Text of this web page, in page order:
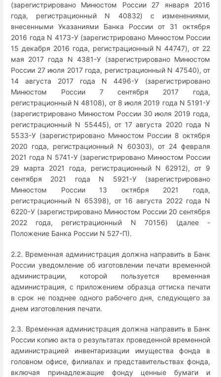
(зарегистрировано Минюстом России 27 января 2016
года, регистрационный N 40832) с изменениями,
внесенными Указаниями Банка России от 31 октября
2016 года N 4173-У (зарегистрировано Минюстом России
15 декабря 2016 года, регистрационный N 44747), от 22
мая 2017 года N 4381-У (зарегистрировано Минюстом
России 27 июля 2017 года, регистрационный N 47540), от
14 августа 2017 года N 4496-У (зарегистрировано
Минюстом России 7 сентября 2017 года,
регистрационный N 48108), от 8 июля 2019 года N 5191-У
(зарегистрировано Минюстом России 30 июля 2019 года,
регистрационный N 55445), от 17 августа 2020 года N
5533-У (зарегистрировано Минюстом России 8 октября
2020 года, регистрационный N 60303), от 24 февраля
2021 года N 5741-У (зарегистрировано Минюстом России
29 марта 2021 года, регистрационный N 62912), от 9
сентября 2021 года N 5921-У (зарегистрировано
Минюстом России 13 октября 2021 года,
регистрационный N 65398), от 16 августа 2022 года N
6220-У (зарегистрировано Минюстом России 20 сентября
2022 года, регистрационный N 70156) (далее -
Положение Банка России N 527-П).
2.2. Временная администрация должна направить в Банк
России уведомление об изготовлении печати временной
администрации, которой пользуется временная
администрация, с приложением образца оттиска печати
в срок не позднее одного рабочего дня, следующего за
днем изготовления печати.
2.3. Временная администрация должна направить в Банк
России копию акта о результатах проведенной временной
администрацией инвентаризации имущества фонда в
головном офисе, филиалах и представительствах фонда,
включая принадлежащие фонду ценные бумаги и